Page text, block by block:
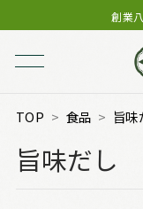
創業
TOP 食品 旨味
旨味だし